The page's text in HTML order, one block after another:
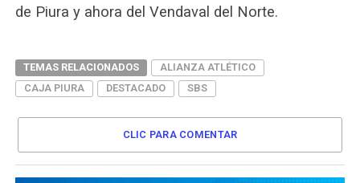
de Piura y ahora del Vendaval del Norte.
TEMAS RELACIONADOS
ALIANZA ATLÉTICO
CAJA PIURA
DESTACADO SBS
CLIC PARA COMENTAR